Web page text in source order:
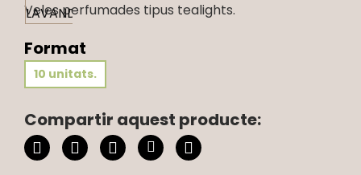
Veles perfumades tipus tealights.
Format
10 unitats.
Compartir aquest producte: